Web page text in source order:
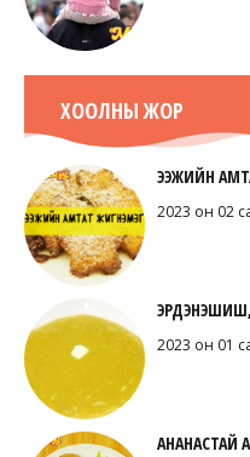
ХООЛНЫ ЖОР
ЭЭЖИЙН
2023 он 02
2023 он 01
АНАНАСТАЙ